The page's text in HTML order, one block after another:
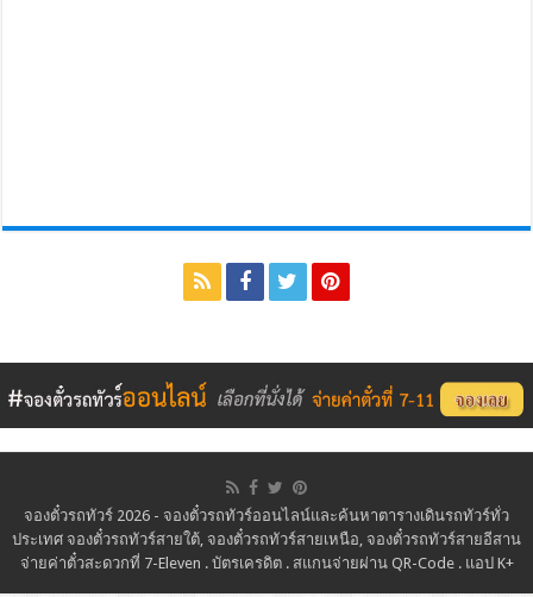
จองตั๋วรถทัวร์ 2026 - จองตั๋วรถทัวร์ออนไลน์และค้นหาตารางเดินรถทัวร์ทั่ว
ประเทศ จองตั๋วรถทัวร์สายใต้, จองตั๋วรถทัวร์สายเหนือ, จองตั๋วรถทัวร์สายอีสาน
จ่ายค่าตั๋วสะดวกที่ 7-Eleven . บัตรเครดิต . สแกนจ่ายผ่าน QR-Code . แอป K+